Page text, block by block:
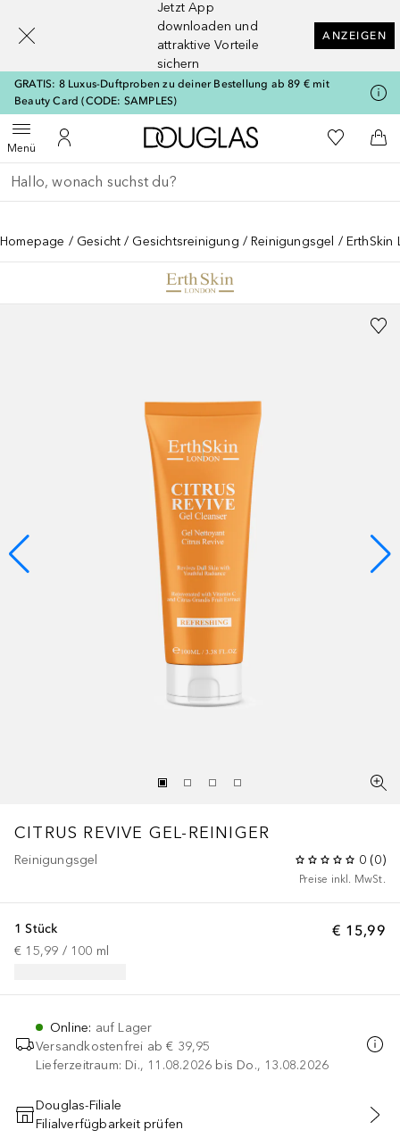
Jetzt App
downloaden und
attraktive Vorteile
sichern
ANZEIGEN
GRATIS: 8 Luxus-Duftproben zu deiner Bestellung ab 89 € mit
Beauty Card (CODE: SAMPLES)
MenüMenü öffnenZu Meinem Kundenkonto
Zur Douglas Startseite
Zu Meiner
Gehe zurück
Suche ausführen
Homepage Gesicht Gesichtsreinigung Reinigungsgel ErthSkin
CITRUS REVIVE GEL-REINIGER
Reinigungsgel 0 (0)
Preise inkl. MwSt.
€ 15,99
1 Stück
€ 15,99 / 100 ml
Online: auf Lager
Versandkostenfrei ab € 39,95
Lieferzeitraum: Di., 11.08.2026 bis Do., 13.08.2026
IN DEN WARENKORB
Douglas-Filiale
Filialverfügbarkeit prüfen
[navigation.slideout.screenreader]